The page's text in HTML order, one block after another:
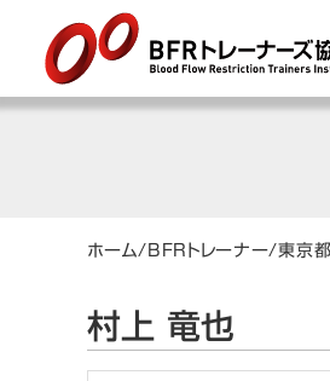
ホーム/BFRトレーナー/東京
村上 竜也